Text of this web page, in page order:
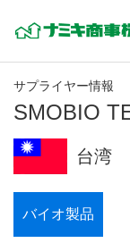
サプライヤー情報
SMOBIO
台湾
バイオ製品